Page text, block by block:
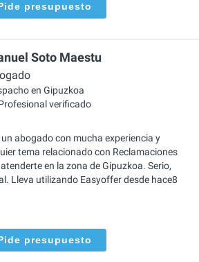
presupuesto
Soto Maestu
en Gipuzkoa
verificado
abogado con mucha experiencia y
tema relacionado con Reclamaciones
en la zona de Gipuzkoa. Serio,
Lleva utilizando Easyoffer desde hace8
presupuesto